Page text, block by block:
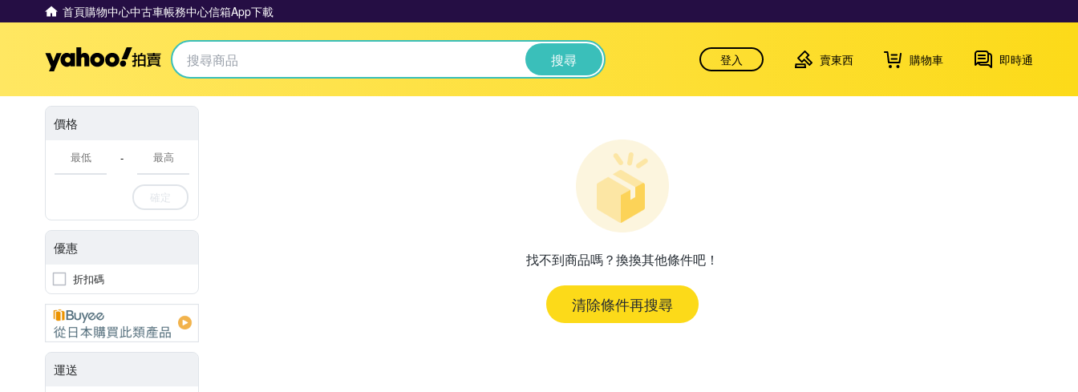
首頁購物中心中古車帳務中心信箱App下載
Yahoo拍賣 搜尋 登入 賣東西 購物車 即時通
價格
-
確定
優惠
折扣碼
運送
找不到商品嗎？換換其他條件吧！
清除條件再搜尋